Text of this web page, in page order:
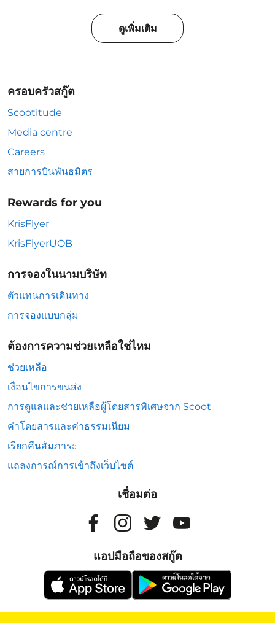
ดูเพิ่มเติม
ครอบครัวสกู๊ต
Scootitude
Media centre
Careers
สายการบินพันธมิตร
Rewards for you
KrisFlyer
KrisFlyerUOB
การจองในนามบริษัท
ตัวแทนการเดินทาง
การจองแบบกลุ่ม
ต้องการความช่วยเหลือใช่ไหม
ช่วยเหลือ
เงื่อนไขการขนส่ง
การดูแลและช่วยเหลือผู้โดยสารพิเศษจาก Scoot
ค่าโดยสารและค่าธรรมเนียม
เรียกคืนสัมภาระ
แถลงการณ์การเข้าถึงเว็บไซต์
เชื่อมต่อ
แอปมือถือของสกู๊ต